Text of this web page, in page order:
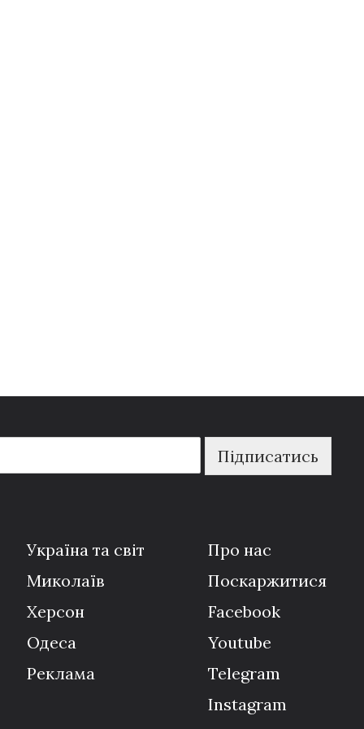
Підписатись
Україна та світ
Миколаїв
Херсон
Одеса
Реклама
Про нас
Поскаржитися
Facebook
Youtube
Telegram
Instagram